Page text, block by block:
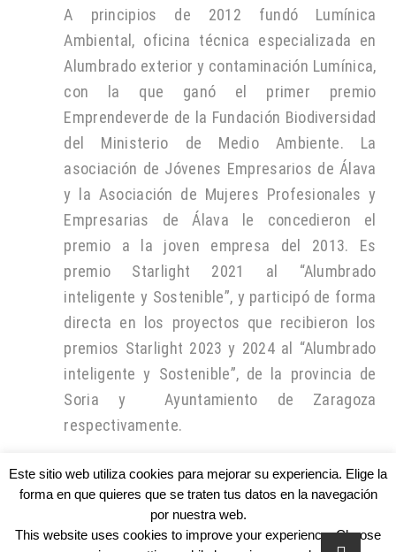
A principios de 2012 fundó Lumínica
Ambiental, oficina técnica especializada en
Alumbrado exterior y contaminación Lumínica,
con la que ganó el primer premio
Emprendeverde de la Fundación Biodiversidad
del Ministerio de Medio Ambiente. La
asociación de Jóvenes Empresarios de Álava
y la Asociación de Mujeres Profesionales y
Empresarias de Álava le concedieron el
premio a la joven empresa del 2013. Es
premio Starlight 2021 al “Alumbrado
inteligente y Sostenible”, y participó de forma
directa en los proyectos que recibieron los
premios Starlight 2023 y 2024 al “Alumbrado
inteligente y Sostenible”, de la provincia de
Soria y Ayuntamiento de Zaragoza
respectivamente.
Este sitio web utiliza cookies para mejorar su experiencia. Elige la
forma en que quieres que se traten tus datos en la navegación
por nuestra web.
This website uses cookies to improve your experience. Choose